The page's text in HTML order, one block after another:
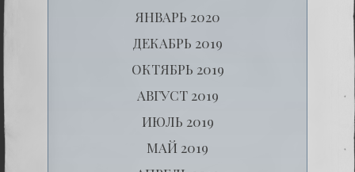
ЯНВАРЬ 2020
ДЕКАБРЬ 2019
ОКТЯБРЬ 2019
АВГУСТ 2019
ИЮЛЬ 2019
МАЙ 2019